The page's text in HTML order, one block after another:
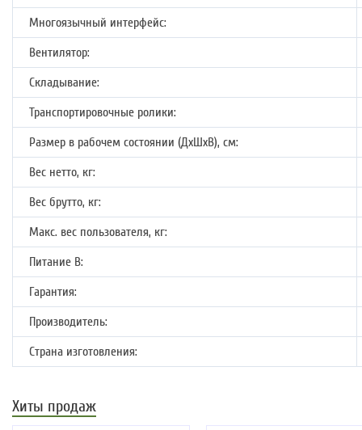
Многоязычный интерфейс:
Вентилятор:
Складывание:
Транспортировочные ролики:
Размер в рабочем состоянии (ДхШхВ), см:
Вес нетто, кг:
Вес брутто, кг:
Макс. вес пользователя, кг:
Питание В:
Гарантия:
Производитель:
Страна изготовления:
Хиты продаж